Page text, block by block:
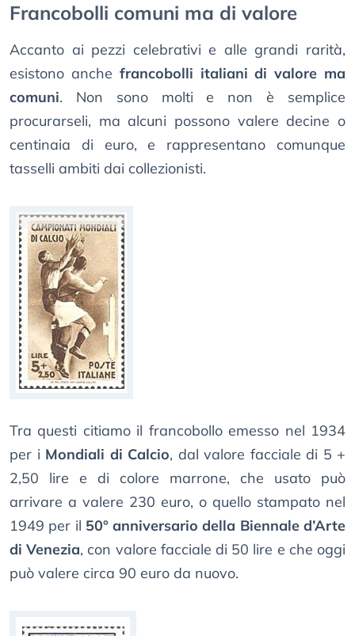
Francobolli comuni ma di valore
Accanto ai pezzi celebrativi e alle grandi rarità,
esistono anche francobolli italiani di valore ma
comuni. Non sono molti e non è semplice
procurarseli, ma alcuni possono valere decine o
centinaia di euro, e rappresentano comunque
tasselli ambiti dai collezionisti.
Tra questi citiamo il francobollo emesso nel 1934
per i Mondiali di Calcio, dal valore facciale di 5 +
2,50 lire e di colore marrone, che usato può
arrivare a valere 230 euro, o quello stampato nel
1949 per il 50° anniversario della Biennale d’Arte
di Venezia, con valore facciale di 50 lire e che oggi
può valere circa 90 euro da nuovo.